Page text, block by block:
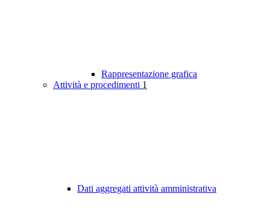
Rappresentazione grafica
Attività e procedimenti 1
Dati aggregati attività amministrativa